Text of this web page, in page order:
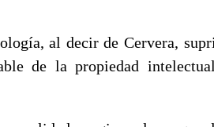
al decir de Cervera,
de la propiedad